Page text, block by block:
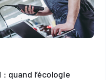
quand l’écologie